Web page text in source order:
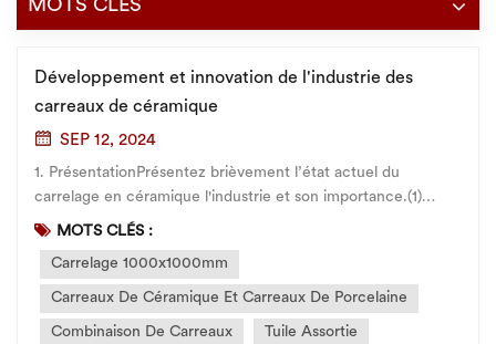
MOTS CLÉS
Développement et innovation de l'industrie des
carreaux de céramique
SEP 12, 2024
1. PrésentationPrésentez brièvement l’état actuel du
carrelage en céramique l'industrie et son importance.(1)
Décrivez brièvement la situation actuelle et les besoins de
développement continu du secteur immobilier et du design
d’intérieur, l’indust...
MOTS CLÉS :
Carrelage 1000x1000mm
Carreaux De Céramique Et Carreaux De Porcelaine
Combinaison De Carreaux Tuile Assortie